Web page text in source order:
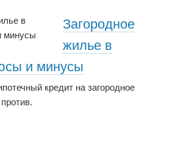
Загородное
жилье в
и минусы
кредит на загородное